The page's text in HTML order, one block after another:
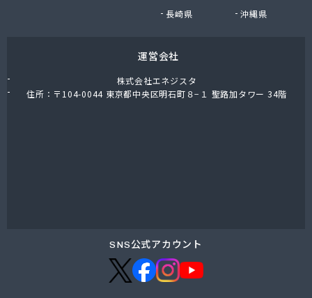
丸井商店外之原支店
丸金薪炭店
橋本産業株式会社 名古屋営業所
玉屋プロパン株式会社
長崎県
沖縄県
運営会社
株式会社エネジスタ
住所：〒104-0044 東京都中央区明石町８−１ 聖路加タワー 34階
SNS公式アカウント